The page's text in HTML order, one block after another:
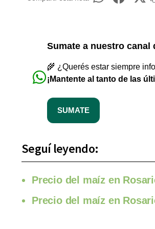
Sumate a nuestro canal
🌾 ¿Querés estar siempre
¡Mantente al tanto de las
SUMATE
Seguí leyendo:
Precio del maíz en
Precio del maíz en